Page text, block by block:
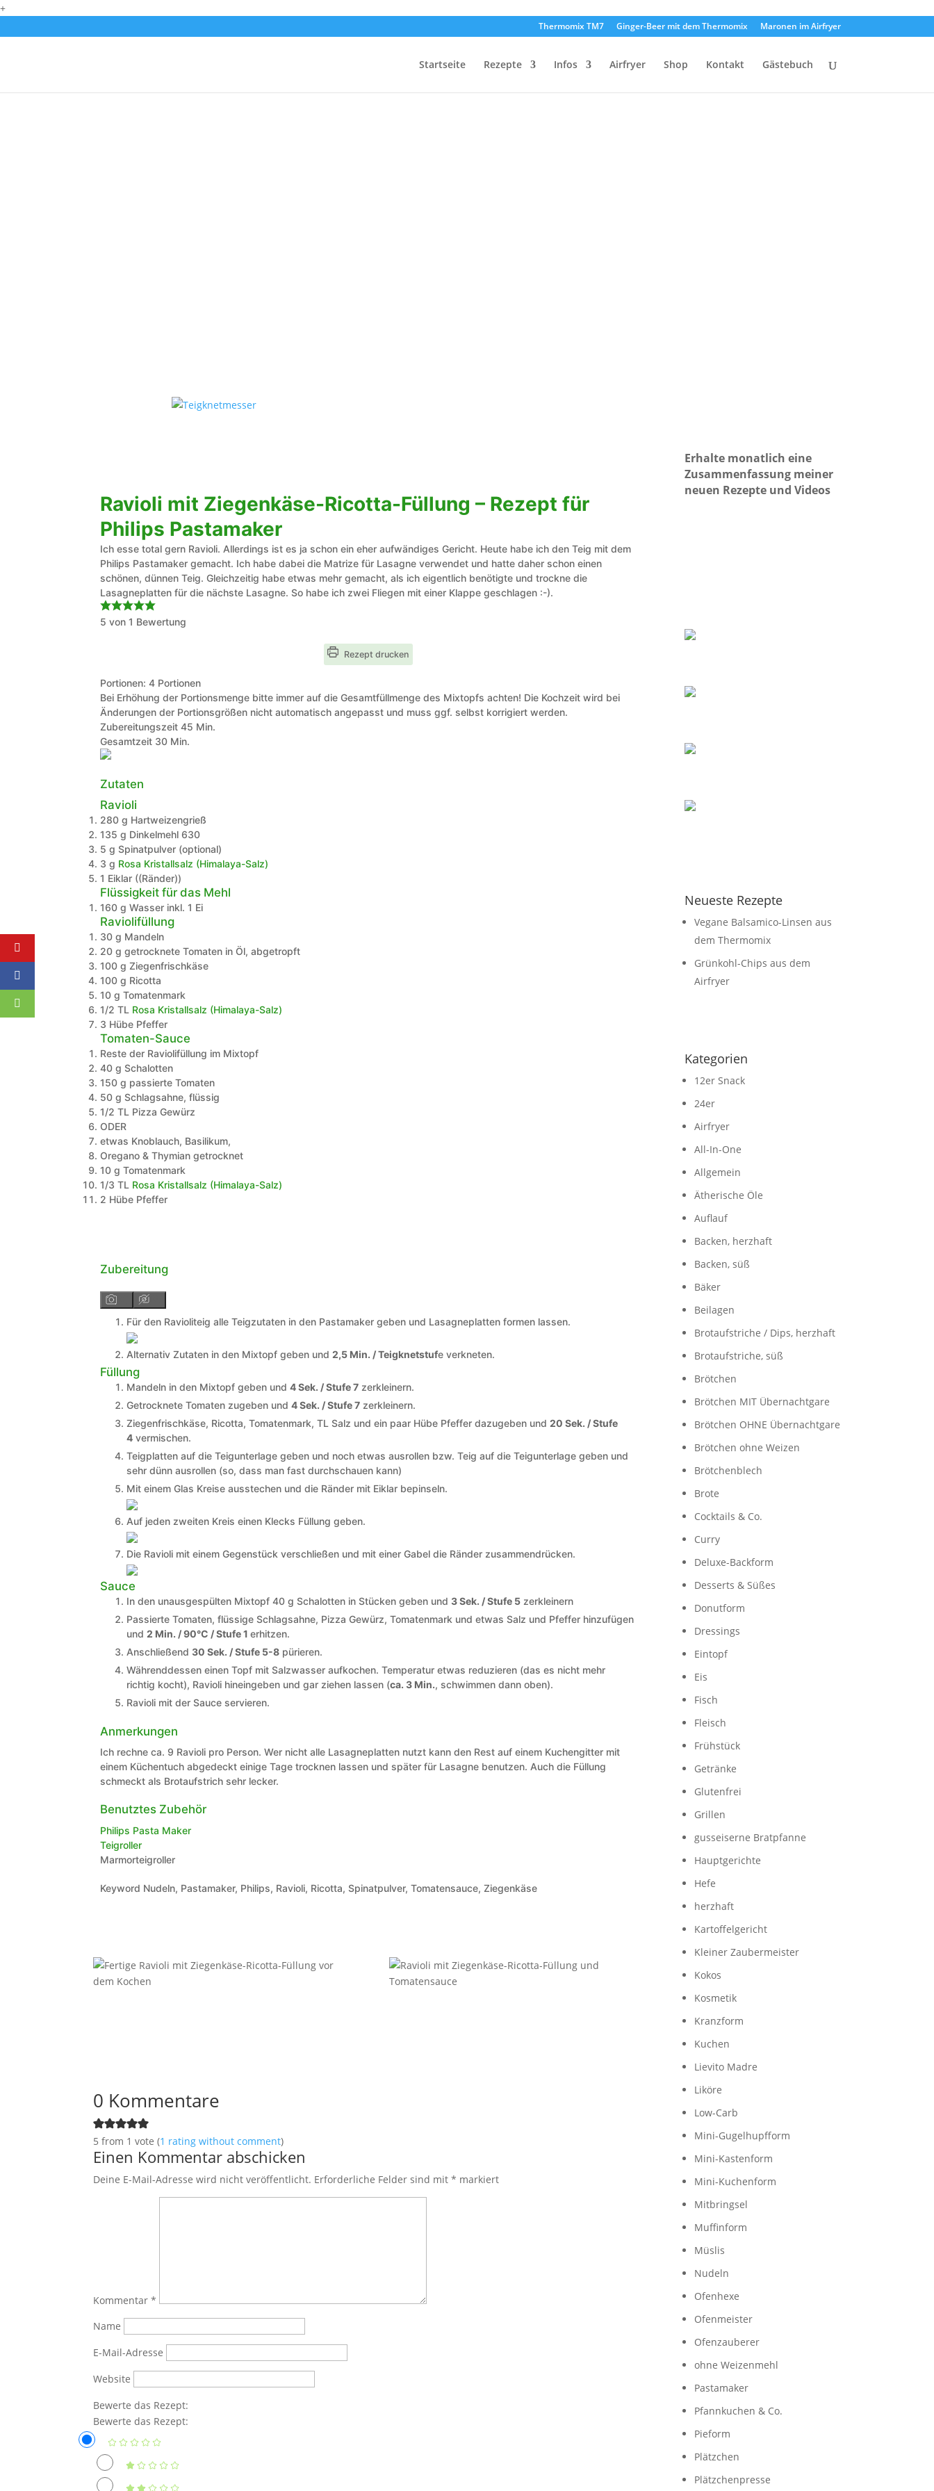
+
Thermomix TM7 Ginger-Beer mit dem Thermomix Maronen im Airfryer
Startseite Rezepte Infos Airfryer Shop Kontakt Gästebuch
Ravioli mit Ziegenkäse-Ricotta-Füllung – Rezept für
Philips Pastamaker
Ich esse total gern Ravioli. Allerdings ist es ja schon ein eher aufwändiges Gericht. Heute habe ich den Teig mit dem
Philips Pastamaker gemacht. Ich habe dabei die Matrize für Lasagne verwendet und hatte daher schon einen
schönen, dünnen Teig. Gleichzeitig habe etwas mehr gemacht, als ich eigentlich benötigte und trockne die
Lasagneplatten für die nächste Lasagne. So habe ich zwei Fliegen mit einer Klappe geschlagen :-).
5 von 1 Bewertung
Rezept drucken
Portionen:4 Portionen
Bei Erhöhung der Portionsmenge bitte immer auf die Gesamtfüllmenge des Mixtopfs achten! Die Kochzeit wird bei
Änderungen der Portionsgrößen nicht automatisch angepasst und muss ggf. selbst korrigiert werden.
Zubereitungszeit45 Minuten
Min.
Gesamtzeit 30Minuten
Min.
Zutaten
Ravioli
280 g Hartweizengrieß
135 g Dinkelmehl 630
5 g Spinatpulver (optional)
3 g Rosa Kristallsalz (Himalaya-Salz)
1 Eiklar ((Ränder))
Flüssigkeit für das Mehl
160 g Wasser inkl. 1 Ei
Raviolifüllung
30 g Mandeln
20 g getrocknete Tomaten in Öl, abgetropft
100 g Ziegenfrischkäse
100 g Ricotta
10 g Tomatenmark
1/2 TL Rosa Kristallsalz (Himalaya-Salz)
3 Hübe Pfeffer
Tomaten-Sauce
Reste der Raviolifüllung im Mixtopf
40 g Schalotten
150 g passierte Tomaten
50 g Schlagsahne, flüssig
1/2 TL Pizza Gewürz
ODER
etwas Knoblauch, Basilikum,
Oregano & Thymian getrocknet
10 g Tomatenmark
1/3 TL Rosa Kristallsalz (Himalaya-Salz)
2 Hübe Pfeffer
Zubereitung
Für den Ravioliteig alle Teigzutaten in den Pastamaker geben und Lasagneplatten formen lassen.
Alternativ Zutaten in den Mixtopf geben und2,5 Min. / Teigknetstufe verkneten.
Füllung
Mandeln in den Mixtopf geben und4 Sek. / Stufe 7 zerkleinern.
Getrocknete Tomaten zugeben und4 Sek. / Stufe 7 zerkleinern.
Ziegenfrischkäse, Ricotta, Tomatenmark, TL Salz und ein paar Hübe Pfeffer dazugeben und20 Sek. / Stufe
4 vermischen.
Teigplatten auf die Teigunterlage geben und noch etwas ausrollen bzw. Teig auf die Teigunterlage geben und
sehr dünn ausrollen (so, dass man fast durchschauen kann)
Mit einem Glas Kreise ausstechen und die Ränder mit Eiklar bepinseln.
Auf jeden zweiten Kreis einen Klecks Füllung geben.
Die Ravioli mit einem Gegenstück verschließen und mit einer Gabel die Ränder zusammendrücken.
Sauce
In den unausgespülten Mixtopf 40 g Schalotten in Stücken geben und 3 Sek. / Stufe 5 zerkleinern
Passierte Tomaten, flüssige Schlagsahne, Pizza Gewürz, Tomatenmark und etwas Salz und Pfeffer hinzufügen
und2 Min. / 90°C / Stufe 1erhitzen.
Anschließend 30 Sek. / Stufe 5-8 pürieren.
Währenddessen einen Topf mit Salzwasser aufkochen. Temperatur etwas reduzieren (das es nicht mehr
richtig kocht), Ravioli hineingeben und gar ziehen lassen (ca. 3 Min., schwimmen dann oben).
Ravioli mit der Sauce servieren.
Anmerkungen
Ich rechne ca. 9 Ravioli pro Person. Wer nicht alle Lasagneplatten nutzt kann den Rest auf einem Kuchengitter mit
einem Küchentuch abgedeckt einige Tage trocknen lassen und später für Lasagne benutzen. Auch die Füllung
schmeckt als Brotaufstrich sehr lecker.
Benutztes Zubehör
Philips Pasta Maker
Teigroller
Marmorteigroller
Keyword Nudeln, Pastamaker, Philips, Ravioli, Ricotta, Spinatpulver, Tomatensauce, Ziegenkäse
0 Kommentare
5 from 1 vote (1 rating without comment)
Einen Kommentar abschicken
Deine E-Mail-Adresse wird nicht veröffentlicht. Erforderliche Felder sind mit* markiert
Kommentar*
Name
E-Mail-Adresse
Website
Bewerte das Rezept:
Bewerte das Rezept:
Erhalte monatlich eine
Zusammenfassung meiner
neuen Rezepte und Videos
Neueste Rezepte
Vegane Balsamico-Linsen aus
dem Thermomix
Grünkohl-Chips aus dem
Airfryer
Kategorien
12er Snack
24er
Airfryer
All-In-One
Allgemein
Ätherische Öle
Auflauf
Backen, herzhaft
Backen, süß
Bäker
Beilagen
Brotaufstriche / Dips, herzhaft
Brotaufstriche, süß
Brötchen
Brötchen MIT Übernachtgare
Brötchen OHNE Übernachtgare
Brötchen ohne Weizen
Brötchenblech
Brote
Cocktails & Co.
Curry
Deluxe-Backform
Desserts & Süßes
Donutform
Dressings
Eintopf
Eis
Fisch
Fleisch
Frühstück
Getränke
Glutenfrei
Grillen
gusseiserne Bratpfanne
Hauptgerichte
Hefe
herzhaft
Kartoffelgericht
Kleiner Zaubermeister
Kokos
Kosmetik
Kranzform
Kuchen
Lievito Madre
Liköre
Low-Carb
Mini-Gugelhupfform
Mini-Kastenform
Mini-Kuchenform
Mitbringsel
Muffinform
Müslis
Nudeln
Ofenhexe
Ofenmeister
Ofenzauberer
ohne Weizenmehl
Pastamaker
Pfannkuchen & Co.
Pieform
Plätzchen
Plätzchenpresse